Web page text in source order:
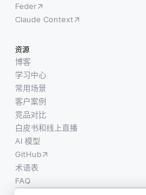
Feder
Claude Context
资源
博客
学习中心
常用场景
客户案例
竞品对比
白皮书和线上直播
AI 模型
GitHub
术语表
FAQ
使用条款